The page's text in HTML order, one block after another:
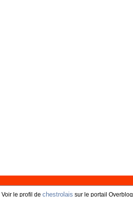
Voir le profil de chestrolais sur le portail Overblog